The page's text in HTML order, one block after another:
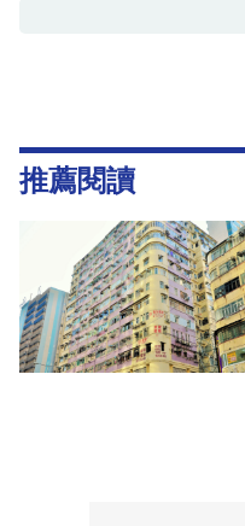
推薦閱讀